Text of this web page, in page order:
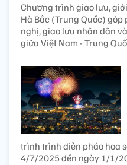
Chương trình giao lưu,
Hà Bắc (Trung Quốc)
nghị, giao lưu nhân dân
giữa Việt Nam - Trung
trình trình diễn pháo hoa
4/7/2025 đến ngày 1/1/